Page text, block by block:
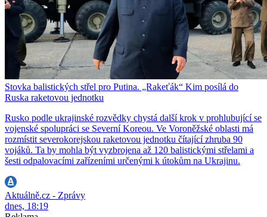
Stovka balistických střel pro Putina. „Rakeťák“ Kim posílá do
Ruska raketovou jednotku
Rusko podle ukrajinské rozvědky chystá další krok v prohlubující se
vojenské spolupráci se Severní Koreou. Ve Voroněžské oblasti má
rozmístit severokorejskou raketovou jednotku čítající zhruba 90
vojáků. Ta by mohla být vyzbrojena až 120 balistickými střelami a
šesti odpalovacími zařízeními určenými k útokům na Ukrajinu.
Aktuálně.cz - Zprávy
dnes, 18:19